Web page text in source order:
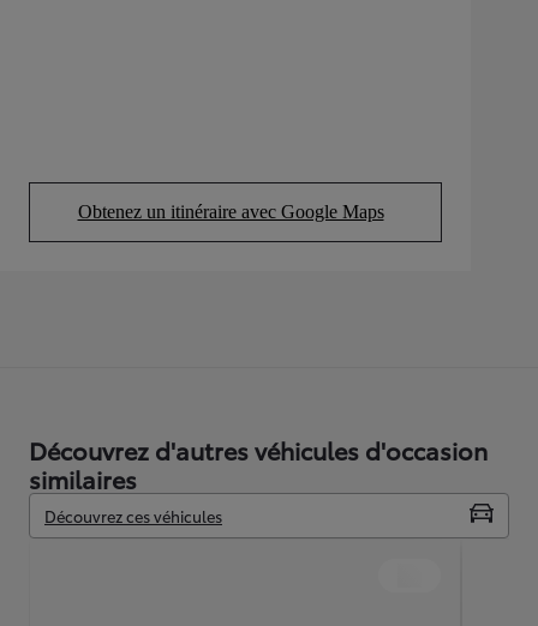
Obtenez un itinéraire avec Google Maps
(Opens in new tab)
Découvrez d'autres véhicules d'occasion
similaires
Découvrez ces véhicules